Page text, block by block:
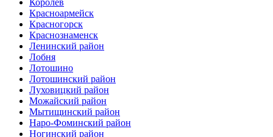
Королев
Красноармейск
Красногорск
Краснознаменск
Ленинский район
Лобня
Лотошино
Лотошинский район
Луховицкий район
Можайский район
Мытищинский район
Наро-Фоминский район
Ногинский район